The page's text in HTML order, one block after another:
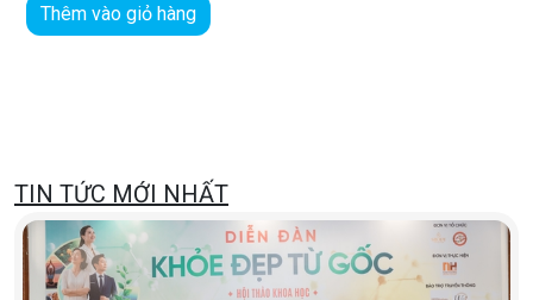
Thêm vào giỏ hàng
TIN TỨC MỚI NHẤT